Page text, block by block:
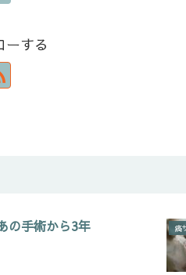
ーする
の手術から3年 癌